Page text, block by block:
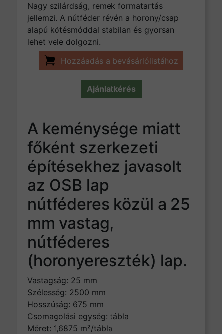
Nagy szilárdság, remek formatartás
jellemzi. A nútféder révén a horony/csap
alapú kötésmóddal stabilan és gyorsan
lehet vele dolgozni.
Hozzáadás a bevásárlólistához
Ajánlatkérés
A keménysége miatt
főként szerkezeti
építésekhez javasolt
az OSB lap
nútféderes közül a 25
mm vastag,
nútféderes
(horonyereszték) lap.
Vastagság: 25 mm
Szélesség: 2500 mm
Hosszúság: 675 mm
Csomagolási egység: tábla
Méret: 1,6875 m²/tábla